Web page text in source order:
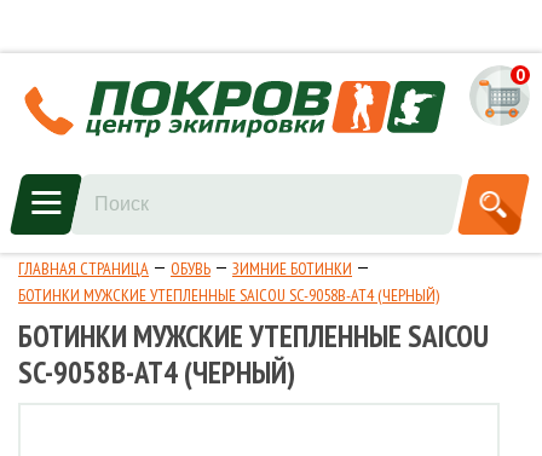
0
ГЛАВНАЯ СТРАНИЦА ОБУВЬ
ЗИМНИЕ БОТИНКИ
БОТИНКИ МУЖСКИЕ УТЕПЛЕННЫЕ SAICOU SC-9058B-AT4 (ЧЕРНЫЙ)
БОТИНКИ МУЖСКИЕ УТЕПЛЕННЫЕ SAICOU
SC-9058B-AT4 (ЧЕРНЫЙ)